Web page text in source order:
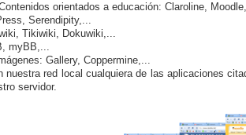
orientados a educación: Claroline,
Serendipity,...
Tikiwiki, Dokuwiki,...
myBB,...
Gallery, Coppermine,...
nuestra red local cualquiera de las aplicaciones
servidor.